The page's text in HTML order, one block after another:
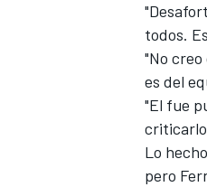
todos.
"No
es del
"El fue
Lo
pero